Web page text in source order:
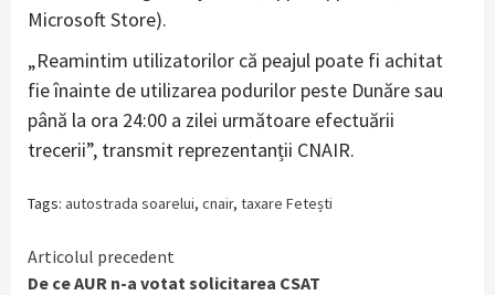
Microsoft Store).
„Reamintim utilizatorilor că peajul poate fi achitat
fie înainte de utilizarea podurilor peste Dunăre sau
până la ora 24:00 a zilei următoare efectuării
trecerii”, transmit reprezentanții CNAIR.
Tags: autostrada soarelui, cnair, taxare Fetești
Continue
Articolul precedent
De ce AUR n-a votat solicitarea CSAT